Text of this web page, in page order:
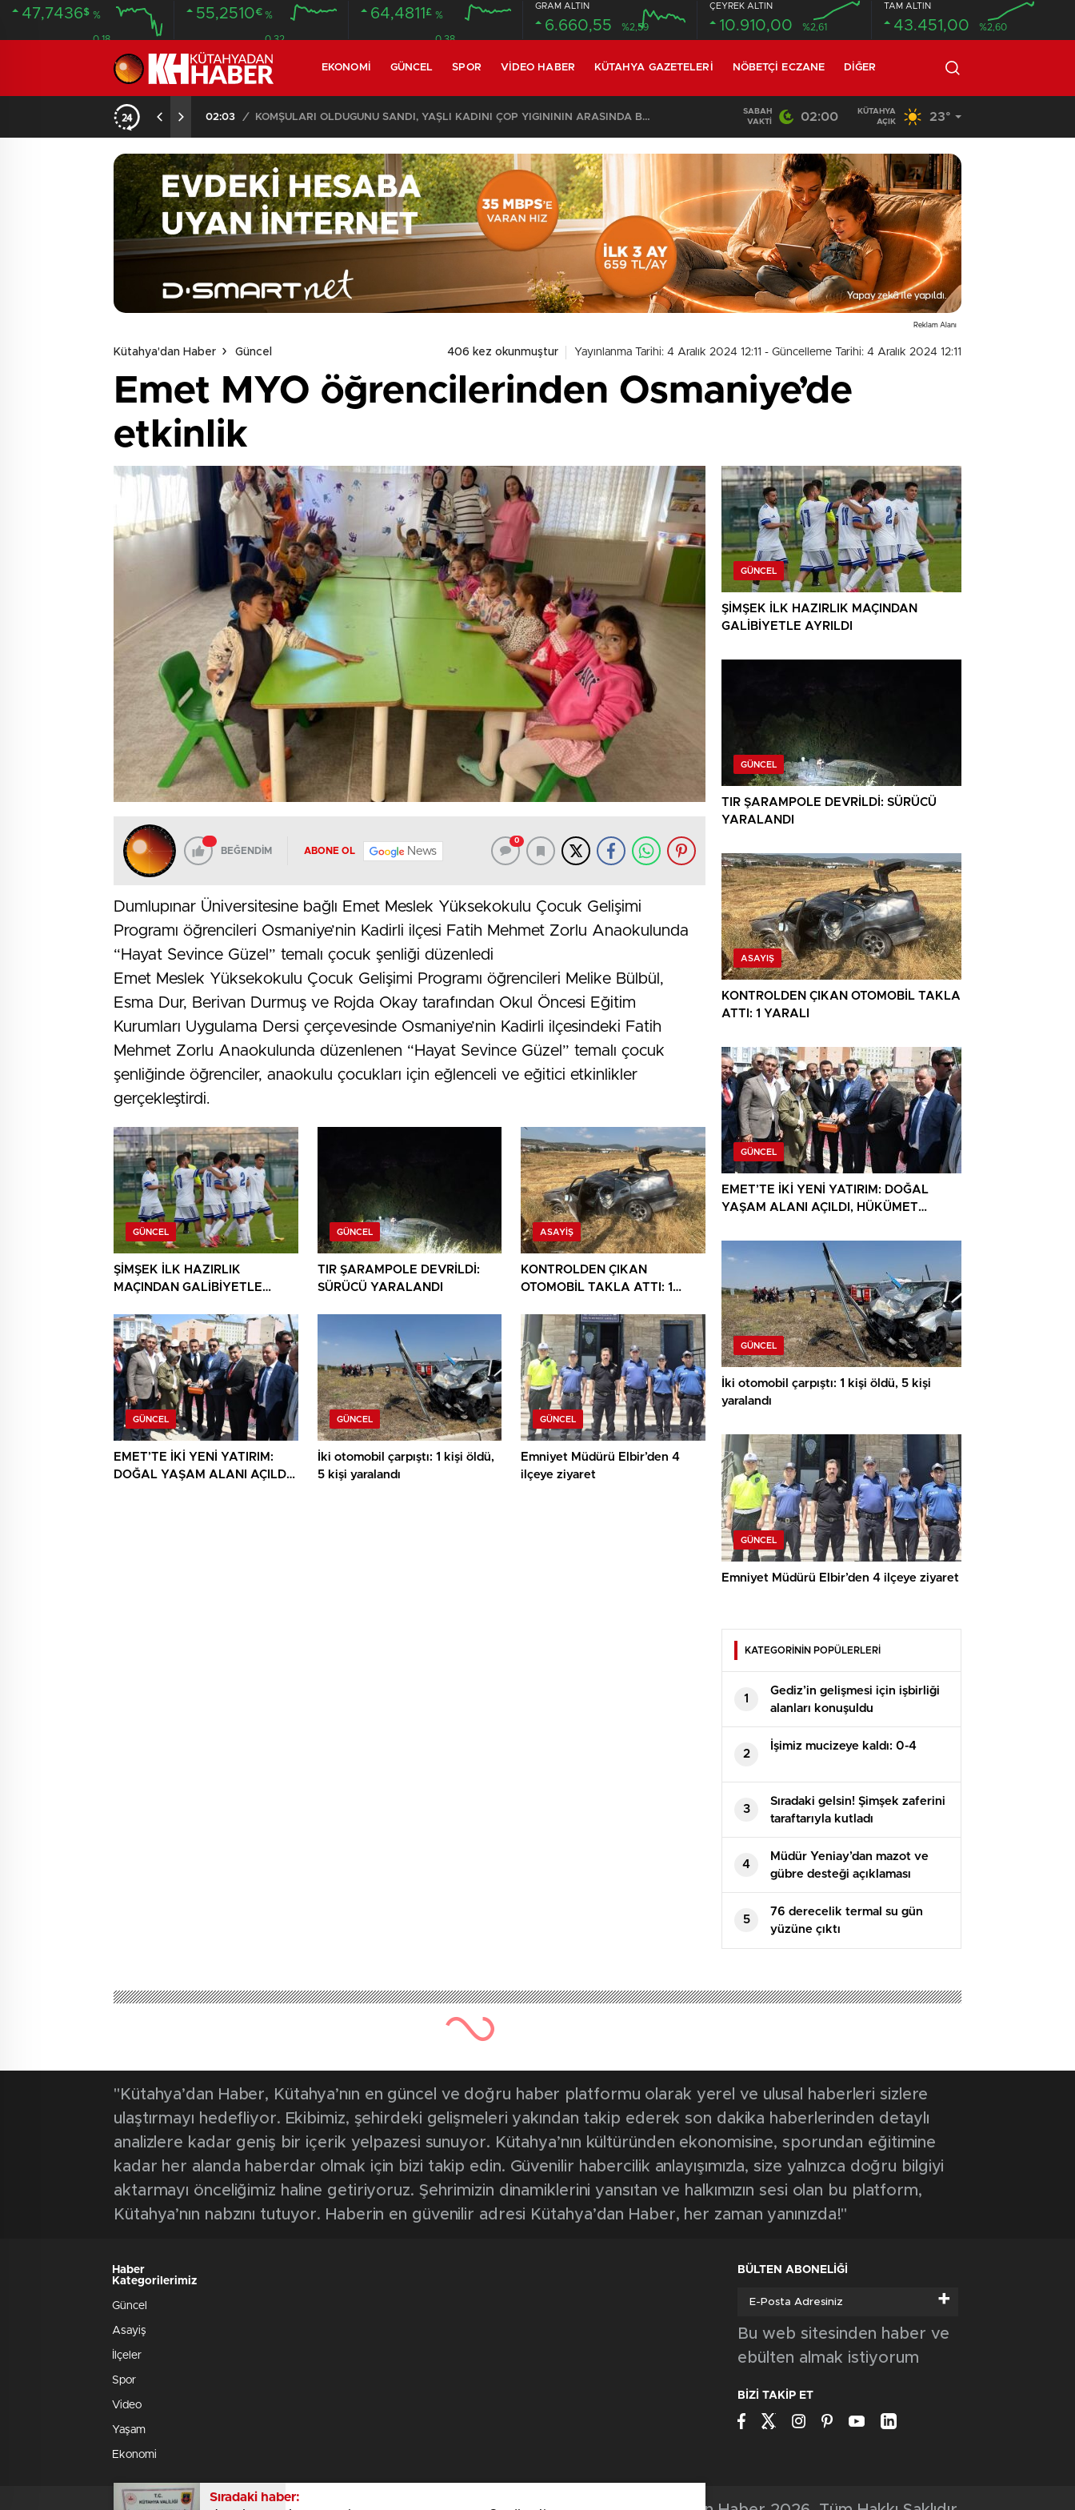
47,7436$ %
0.18
55,2510€ %
0.32
64,4811 £ %
0.38
GRAM ALTIN
6.660,55 %2,59
ÇEYREK ALTIN
10.910,00 %2,61
TAM ALTIN
43.451,00 %2,60
EKONOMI GÜNCEL SPOR VIDEO HABER KÜTAHYA GAZETELERI NÖBETÇI ECZANE DIĞER
02:03 / KOMŞULARI ÖLDÜĞÜNÜ SANDI, YAŞLI KADINI ÇÖP YIĞINININ ARASINDA BULUNDU 18:26 / Beton mikseri motosiklete çarptı: 1 ölü, 1 ağır yaralı
SABAH
VAKTI
02:00
KÜTAHYA
AÇIK
23°
Reklam Alanı
Kütahya'dan Haber Güncel 406 kez okunmuştur Yayınlanma Tarihi: 4 Aralık 2024 12:11 - Güncelleme Tarihi: 4 Aralık 2024 12:11
Emet MYO öğrencilerinden Osmaniye’de
etkinlik
BEĞENDİM ABONE OL News
0
Dumlupınar Üniversitesine bağlı Emet Meslek Yüksekokulu Çocuk Gelişimi
Programı öğrencileri Osmaniye’nin Kadirli ilçesi Fatih Mehmet Zorlu Anaokulunda
“Hayat Sevince Güzel” temalı çocuk şenliği düzenledi
Emet Meslek Yüksekokulu Çocuk Gelişimi Programı öğrencileri Melike Bülbül,
Esma Dur, Berivan Durmuş ve Rojda Okay tarafından Okul Öncesi Eğitim
Kurumları Uygulama Dersi çerçevesinde Osmaniye’nin Kadirli ilçesindeki Fatih
Mehmet Zorlu Anaokulunda düzenlenen “Hayat Sevince Güzel” temalı çocuk
şenliğinde öğrenciler, anaokulu çocukları için eğlenceli ve eğitici etkinlikler
gerçekleştirdi.
GÜNCEL
ŞİMŞEK İLK HAZIRLIK
MAÇINDAN GALİBİYETLE
GÜNCEL
TIR ŞARAMPOLE DEVRİLDİ:
SÜRÜCÜ YARALANDI
ASAYIŞ
KONTROLDEN ÇIKAN
OTOMOBİL TAKLA ATTI: 1
GÜNCEL
EMET’TE İKİ YENİ YATIRIM:
DOĞAL YAŞAM ALANI AÇILDI,
GÜNCEL
İki otomobil çarpıştı: 1 kişi öldü,
5 kişi yaralandı
GÜNCEL
Emniyet Müdürü Elbir’den 4
ilçeye ziyaret
Sıradaki haber:
GÜNCEL
ŞİMŞEK İLK HAZIRLIK MAÇINDAN
GALİBİYETLE AYRILDI
GÜNCEL
TIR ŞARAMPOLE DEVRİLDİ: SÜRÜCÜ
YARALANDI
ASAYIŞ
KONTROLDEN ÇIKAN OTOMOBİL TAKLA
ATTI: 1 YARALI
GÜNCEL
EMET’TE İKİ YENİ YATIRIM: DOĞAL
YAŞAM ALANI AÇILDI, HÜKÜMET
GÜNCEL
İki otomobil çarpıştı: 1 kişi öldü, 5 kişi
yaralandı
GÜNCEL
Emniyet Müdürü Elbir’den 4 ilçeye ziyaret
KATEGORİNİN POPÜLERLERİ
1
Gediz’in gelişmesi için işbirliği
alanları konuşuldu
2
İşimiz mucizeye kaldı: 0-4
3
Sıradaki gelsin! Şimşek zaferini
taraftarıyla kutladı
4
Müdür Yeniay’dan mazot ve
gübre desteği açıklaması
5
76 derecelik termal su gün
yüzüne çıktı
"Kütahya’dan Haber, Kütahya’nın en güncel ve doğru haber platformu olarak yerel ve ulusal haberleri sizlere
ulaştırmayı hedefliyor. Ekibimiz, şehirdeki gelişmeleri yakından takip ederek son dakika haberlerinden detaylı
analizlere kadar geniş bir içerik yelpazesi sunuyor. Kütahya’nın kültüründen ekonomisine, sporundan eğitimine
kadar her alanda haberdar olmak için bizi takip edin. Güvenilir habercilik anlayışımızla, size yalnızca doğru bilgiyi
aktarmayı önceliğimiz haline getiriyoruz. Şehrimizin dinamiklerini yansıtan ve halkımızın sesi olan bu platform,
Kütahya’nın nabzını tutuyor. Haberin en güvenilir adresi Kütahya’dan Haber, her zaman yanınızda!"
Haber
Kategorilerimiz
Güncel
Asayiş
İlçeler
Spor
Video
Yaşam
Ekonomi
BÜLTEN ABONELİĞİ
+
Bu web sitesinden haber ve
ebülten almak istiyorum
BİZİ TAKİP ET